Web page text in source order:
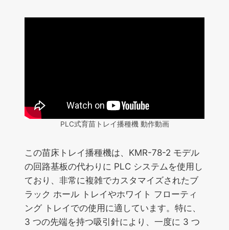
PLC式育苗トレイ播種機 動作動画
この苗床トレイ播種機は、KMR-78-2 モデル
の回路基板の代わりに PLC システムを使用し
ており、非常に複雑でカスタマイズされたブ
ラック ホール トレイやホワイト フローティ
ング トレイでの使用に適しています。特に、
3 つの先端を持つ吸引針により、一度に 3 つ